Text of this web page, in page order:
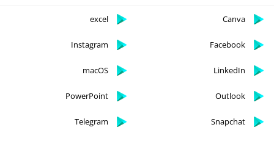
Canva
excel
Facebook
Instagram
LinkedIn
macOS
Outlook
PowerPoint
Snapchat
Telegram